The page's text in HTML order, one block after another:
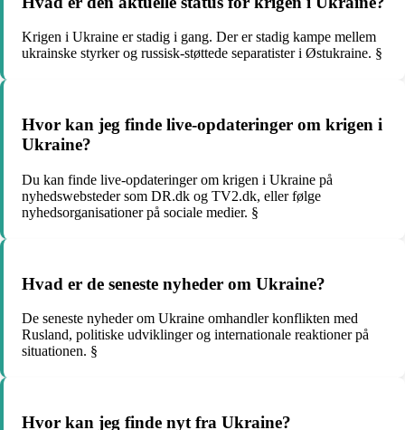
Krigen i Ukraine er stadig i gang. Der er stadig kampe mellem
ukrainske styrker og russisk-støttede separatister i Østukraine. §
Hvor kan jeg finde live-opdateringer om krigen i
Ukraine?
Du kan finde live-opdateringer om krigen i Ukraine på
nyhedswebsteder som DR.dk og TV2.dk, eller følge
nyhedsorganisationer på sociale medier. §
Hvad er de seneste nyheder om Ukraine?
De seneste nyheder om Ukraine omhandler konflikten med
Rusland, politiske udviklinger og internationale reaktioner på
situationen. §
Hvor kan jeg finde nyt fra Ukraine?